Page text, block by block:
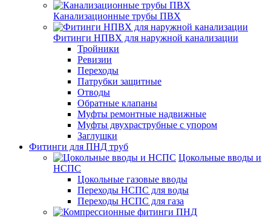
Канализационные трубы ПВХ
Фитинги НПВХ для наружной канализации
Тройники
Ревизии
Переходы
Патрубки защитные
Отводы
Обратные клапаны
Муфты ремонтные надвижные
Муфты двухраструбные с упором
Заглушки
Фитинги для ПНД труб
Цокольные вводы и
НСПС
Цокольные газовые вводы
Переходы НСПС для воды
Переходы НСПС для газа